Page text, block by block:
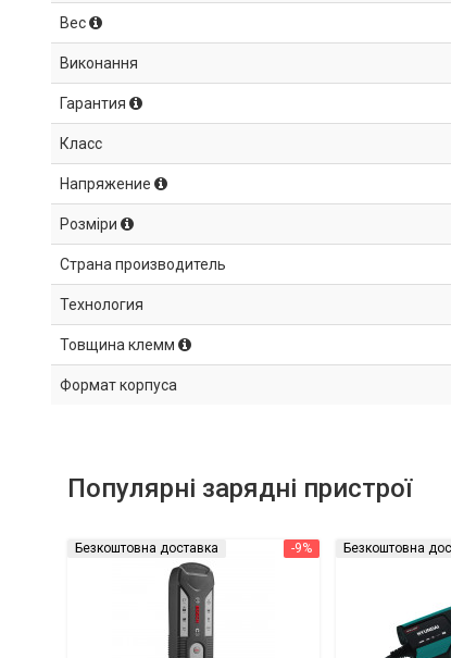
Вес
Виконання
Гарантия
Класс
Напряжение
Розміри
Страна производитель
Технология
Товщина клемм
Формат корпуса
Популярні зарядні пристрої
-9%
Безкоштовна доставка Безкоштовна